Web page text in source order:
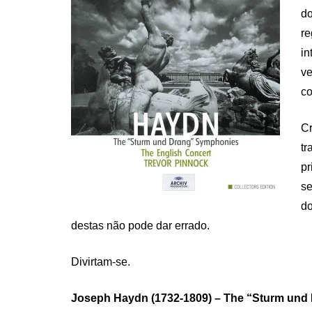
destas não pode dar errado.
Divirtam-se.
Joseph Haydn (1732-1809) – The “Sturm